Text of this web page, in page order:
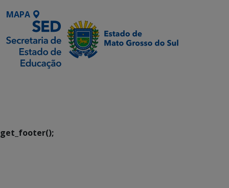
MAPA
get_footer();